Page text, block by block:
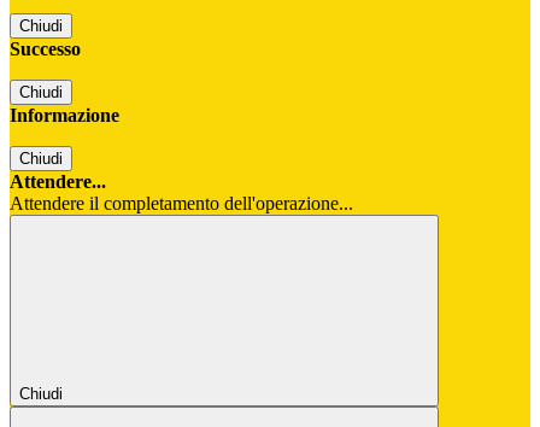
Chiudi
Successo
Chiudi
Informazione
Chiudi
Attendere...
Attendere il completamento dell'operazione...
Chiudi